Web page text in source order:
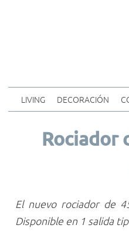
LIVING DECORACIÓN
Rociador
El nuevo rociador de
Disponible en 1 salida